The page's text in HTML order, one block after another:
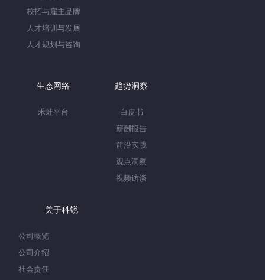
校招与雇主品牌
人才培训与发展
人才规划与咨询
生态网络
禾蛙平台
趋势洞察
白皮书
薪酬报告
前沿实践
观点洞察
视频访谈
关于科锐
公司概览
公司介绍
社会责任